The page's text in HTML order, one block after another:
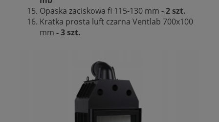
Opaska zaciskowa fi 115-130 mm - 2 szt.
Kratka prosta luft czarna Ventlab 700x100
mm - 3 szt.